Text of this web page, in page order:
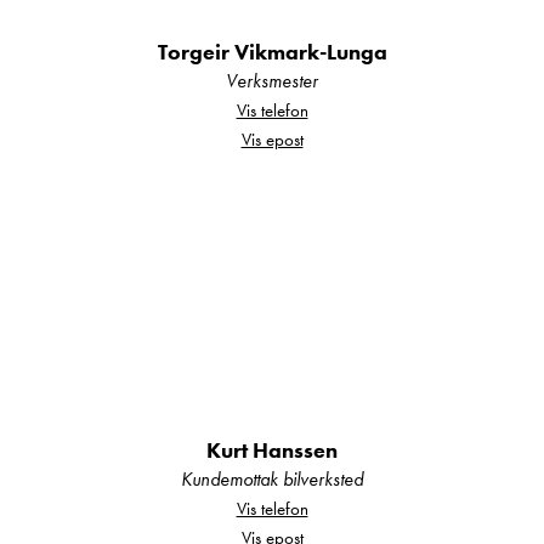
Takluke Mini Heki bak
Vannbåren gulvvarme
For mer informasjon, ta kontakt med vår
Torgeir Vikmark-Lunga
Verksmester
Vis telefon
Vis epost
Kurt Hanssen
Kundemottak bilverksted
Vis telefon
Vis epost